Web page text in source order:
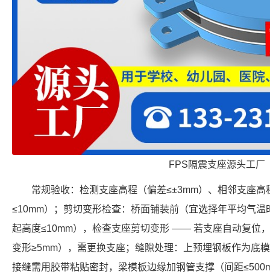
FPS隔震支座源头工厂
常规验收：检测支座高程（偏差≤±3mm）、相邻支座
≤10mm）；剪切变形检查：桥面铺装前（宜选择年平均气
起高度≤10mm），检查支座剪切变形 —— 若支座自动复位
变形≥5mm），需更换支座；缝隙处理：上预埋钢板作为底
接缝需用胶带粘贴密封，梁模板边缘加钢管支撑（间距